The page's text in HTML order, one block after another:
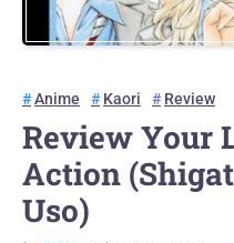
Anime Kaori Review
Review Your
Action
Uso)